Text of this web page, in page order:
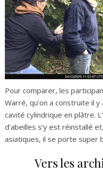
Pour comparer, les
Warré, qu’on a construite il
cavité cylindrique en plâtre.
d’abeilles s’y est réinstallé
asiatiques, il se porte super
Vers les